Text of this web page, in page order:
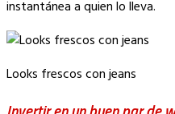
instantánea a quien lo lleva.
Looks frescos con jeans